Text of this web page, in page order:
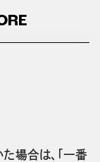
場合は、「一番